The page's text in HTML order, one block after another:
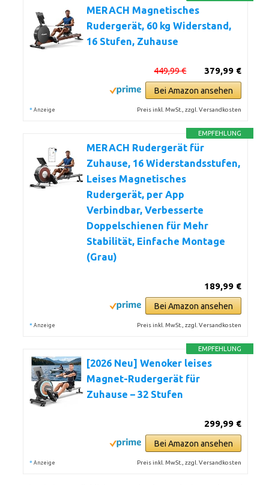
MERACH Magnetisches
Rudergerät, 60 kg Widerstand,
16 Stufen, Zuhause
379,99 €
449,99 €
Bei Amazon ansehen
* Anzeige Preis inkl. MwSt., zzgl. Versandkosten
EMPFEHLUNG
MERACH Rudergerät für
Zuhause, 16 Widerstandsstufen,
Leises Magnetisches
Rudergerät, per App
Verbindbar, Verbesserte
Doppelschienen für Mehr
Stabilität, Einfache Montage
(Grau)
189,99 €
Bei Amazon ansehen
* Anzeige Preis inkl. MwSt., zzgl. Versandkosten
EMPFEHLUNG
[2026 Neu] Wenoker leises
Magnet-Rudergerät für
Zuhause – 32 Stufen
299,99 €
Bei Amazon ansehen
* Anzeige Preis inkl. MwSt., zzgl. Versandkosten